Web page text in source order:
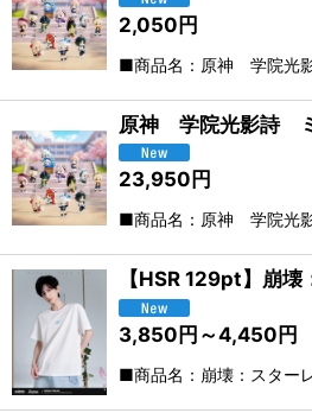
2,050円
■商品名：原神 学院光
原神 学院光影詩 ミ
23,950 円
■商品名：原神 学院光
【HSR 129pt】崩
3,850 円 ～4,450 円
■商品名：崩壊：スター